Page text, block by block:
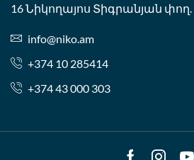
16 Նիկողայոս Տիգրանյան փող.
info@niko.am
+374 10 285414
+374 43 000 303